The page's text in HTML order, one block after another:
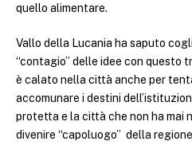
quello alimentare.
Vallo della Lucania ha saputo
“contagio” delle idee con questo
è calato nella città anche per
accomunare i destini
protetta e la città che non ha mai
divenire “capoluogo” della